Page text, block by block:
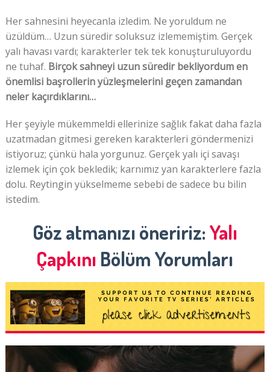
Her sahnesini heyecanla izledim. Ne yoruldum ne
üzüldüm… Uzun süredir soluksuz izlememiştim. Gerçek
yalı havası vardı; karakterler tek tek konuşturuluyordu
ne tuhaf. Birçok sahneyi uzun süredir bekliyordum en
önemlisi başrollerin yüzleşmelerini geçen zamandan
neler kaçırdıklarını…
Her şeyiyle mükemmeldi ellerinize sağlık fakat daha fazla
uzatmadan gitmesi gereken karakterleri göndermenizi
istiyoruz; çünkü hala yorgunuz. Gerçek yalı içi savaşı
izlemek için çok bekledik; karnımız yan karakterlere fazla
dolu. Reytingin yükselmeme sebebi de sadece bu bilin
istedim.
Göz atmanızı öneririz:Yalı
Çapkını Bölüm Yorumları